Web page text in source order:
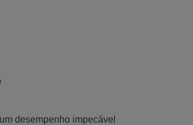
desempenho impecável